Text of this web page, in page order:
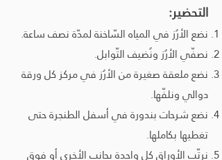
التحضير:
نضع الأرُز في المياه السّاخنة لمدّة نصف ساعة.
نصفّي الأرُز ونُضيف التّوابل.
نضع ملعقة صغيرة من الأرُز في مركز كل ورقة
دوالي ونلفّها.
نضع شرحات بندورة في أسفل الطنجرة حتى
تغطيها بكاملها.
نرتّب الأوراق كل واحدة بجانب الأخرى أو فوق